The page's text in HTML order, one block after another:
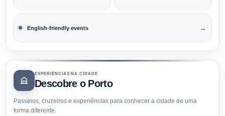
English-friendly events →
EXPERIÊNCIAS NA CIDADE
Descobre o Porto
Passeios, cruzeiros e experiências para conhecer a cidade de uma
forma diferente.